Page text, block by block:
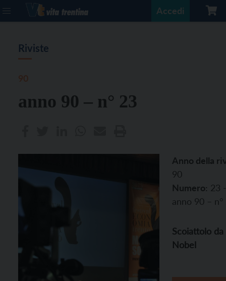
Accedi
Riviste
anno 90 – n° 23
Anno della
90
Numero: 23 -
anno 90 – n°
Scoiattolo da
Nobel